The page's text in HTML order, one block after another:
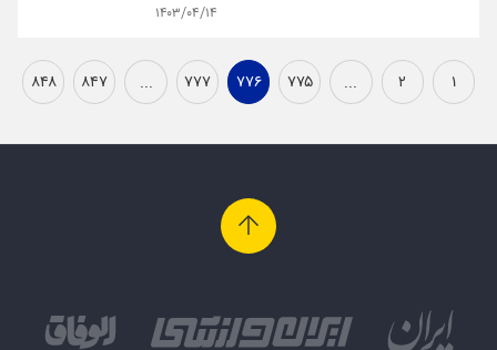
۱۴۰۳/۰۴/۱۴
۱ ۲ ... ۷۷۵ ۷۷۶ ۷۷۷ ... ۸۴۷ ۸۴۸